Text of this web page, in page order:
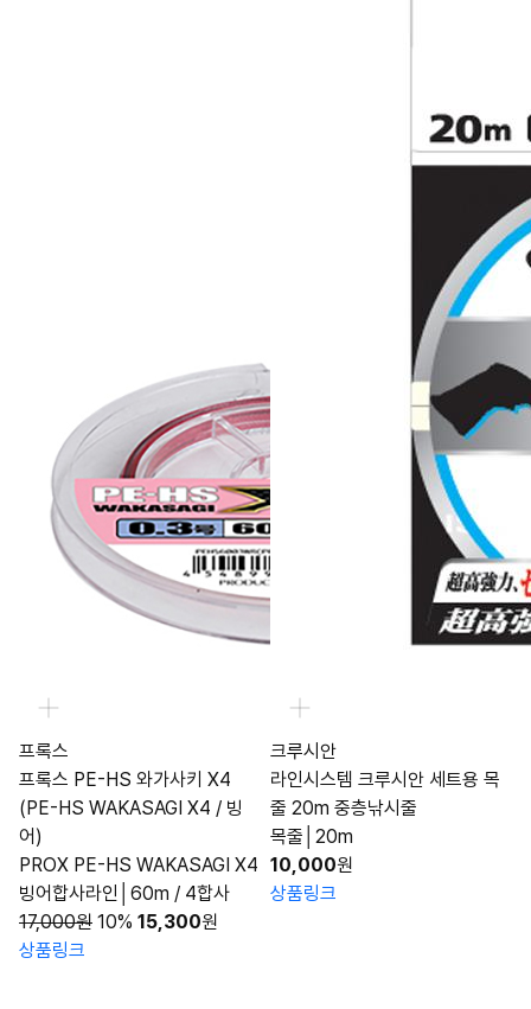
프록스
프록스 PE-HS 와가사키 X4
(PE-HS WAKASAGI X4 / 빙
어)
PROX PE-HS WAKASAGI X4
빙어합사라인│60m / 4합사
17,000원 10% 15,300원
상품링크
크루시안
라인시스템 크루시안 세트용 목
줄 20m 중층낚시줄
목줄│20m
10,000원
상품링크